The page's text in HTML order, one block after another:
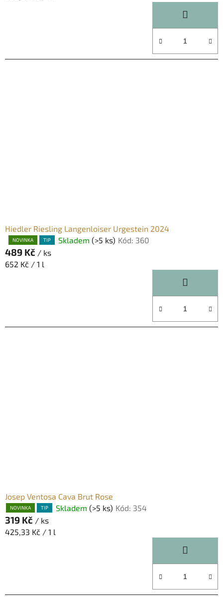
Hiedler Riesling Langenloiser Urgestein 2024
Průměrné
hodnocení
produktu
NOVINKA TIP Skladem (>5 ks) Kód: 360
489 Kč / ks
Měrná
652 Kč / 1 l
Josep Ventosa Cava Brut Rose
NOVINKA TIP Skladem (>5 ks) Kód: 354
319 Kč / ks
Měrná
425,33 Kč / 1 l